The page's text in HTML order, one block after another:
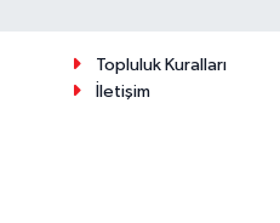
Topluluk Kuralları
İletişim